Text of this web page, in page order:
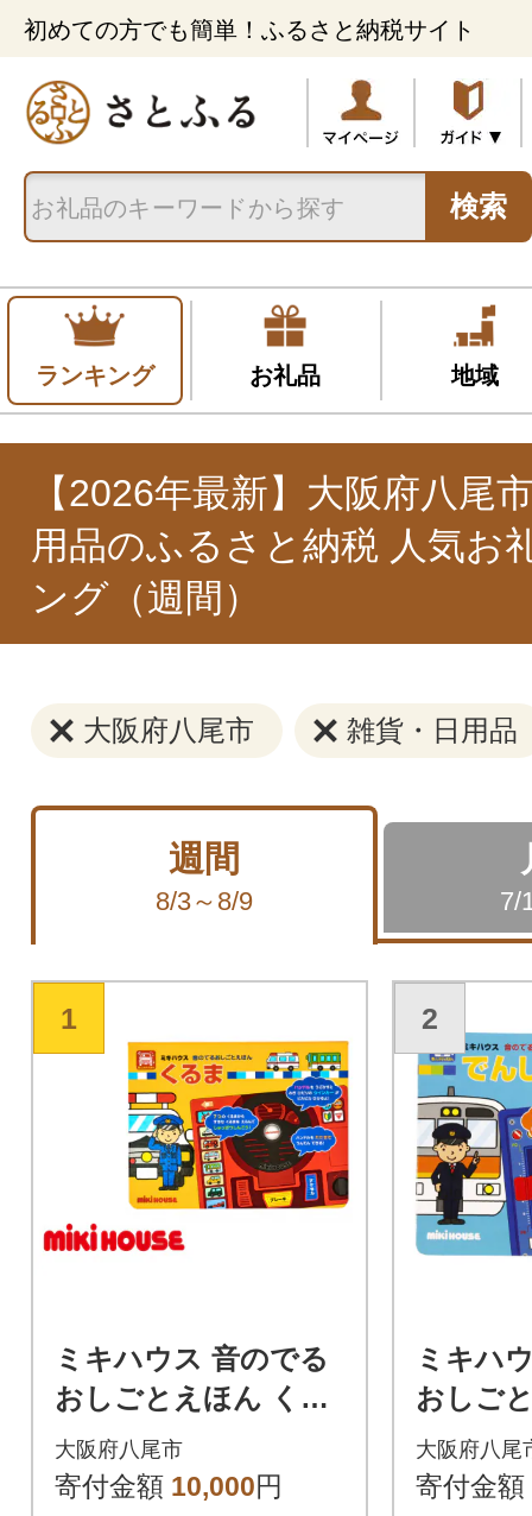
初めての方でも簡単！ふるさと納税サイト
検索
ランキング お礼品 地域
【2026年最新】大阪府八尾
用品のふるさと納税 人気お
ング（週間）
大阪府八尾市 雑貨・日用品
週間
8/3～8/9 7/
1
ミキハウス 音のでる
おしごとえほん くる
ま(A337)
大阪府八尾市
寄付金額 10,000円
2
ミキハ
おしご
しゃ
大阪府八尾
寄付金額